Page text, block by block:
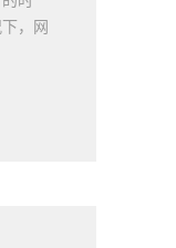
，网